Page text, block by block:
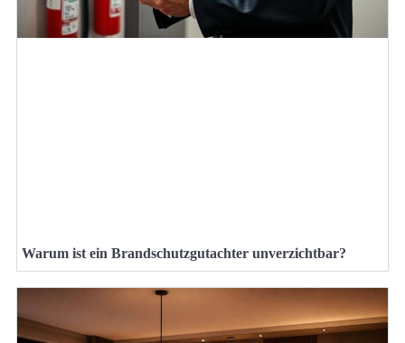
Warum ist ein Brandschutzgutachter unverzichtbar?